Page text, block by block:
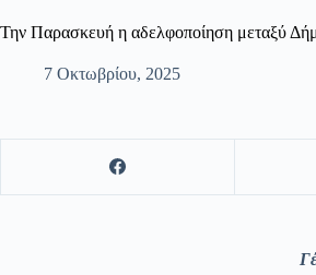
Την Παρασκευή η αδελφοποίηση μεταξύ
7 Οκτωβρίου, 2025